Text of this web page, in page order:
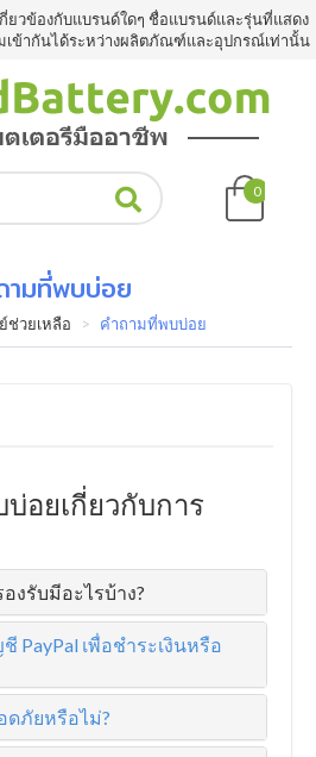
ยวข้องกับแบรนด์ใดๆ ชื่อแบรนด์และรุ่นที่แสดง
เข้ากันได้ระหว่างผลิตภัณฑ์และอุปกรณ์เท่านั้น
0
ามที่พบบ่อย
ช่วยเหลือ คำถามที่พบบ่อย
อยเกี่ยวกับการ
งรับมีอะไรบ้าง?
PayPal เพื่อชำระเงินหรือ
ดภัยหรือไม่?